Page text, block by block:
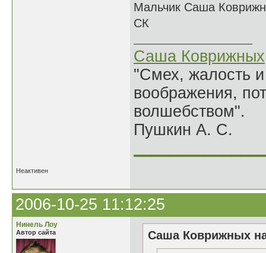
Мальчик Саша
СК
Саша Коврижных
"Смех, жалость
воображения,
волшебством".
Пушкин А. С.
Неактивен
2006-10-25 11:12:25
Нинель Лоу
Автор сайта
Саша Коврижных